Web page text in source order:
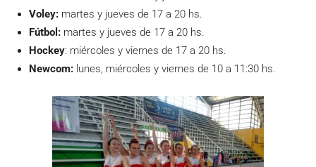
Voley: martes y jueves de 17 a 20 hs.
Fútbol: martes y jueves de 17 a 20 hs.
Hockey: miércoles y viernes de 17 a 20 hs.
Newcom: lunes, miércoles y viernes de 10 a 11:30 hs.